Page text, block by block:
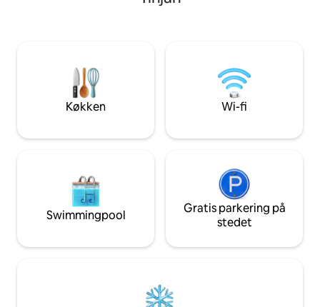
er det lørdag, og for ophold på mere end
fleksibelt, og vi foreslår, at du sender en
forespørgsel for at bekræfte ledighed.
vinkøleskab og
opdateret med
TV med stor
Køkken Wi-fi
Swimmingpool
Gratis parkering på
stedet